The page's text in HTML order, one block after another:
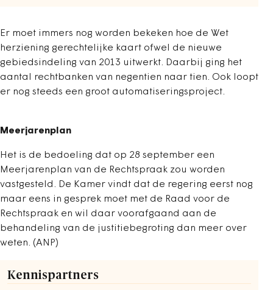
Er moet immers nog worden bekeken hoe de Wet
herziening gerechtelijke kaart ofwel de nieuwe
gebiedsindeling van 2013 uitwerkt. Daarbij ging het
aantal rechtbanken van negentien naar tien. Ook loopt
er nog steeds een groot automatiseringsproject.
Meerjarenplan
Het is de bedoeling dat op 28 september een
Meerjarenplan van de Rechtspraak zou worden
vastgesteld. De Kamer vindt dat de regering eerst nog
maar eens in gesprek moet met de Raad voor de
Rechtspraak en wil daar voorafgaand aan de
behandeling van de justitiebegroting dan meer over
weten. (ANP)
Kennispartners